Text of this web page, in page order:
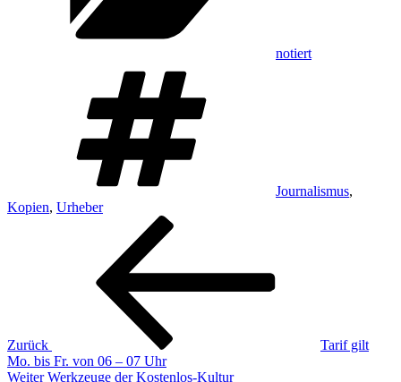
notiert
Journalismus,
Kopien, Urheber
Beitragsnavigation
Zurück
Tarif gilt
Mo. bis Fr. von 06 – 07 Uhr
Nächster
Weiter Werkzeuge der Kostenlos-Kultur